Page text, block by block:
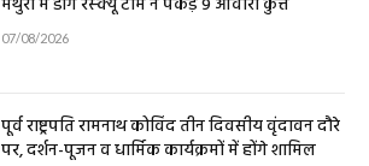
07/08/2026
पूर्व राष्ट्रपति रामनाथ कोविंद तीन दिवसीय वृंदावन दौरे
पर, दर्शन-पूजन व धार्मिक कार्यक्रमों में होंगे शामिल